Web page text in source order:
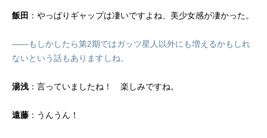
飯田 ：やっぱりギャップは凄いですよね、美少女感が凄かった。
――もしかしたら第2期ではガッツ星人以外にも増えるかもしれ
ないという話もありますしね。
湯浅 ：言っていましたね！ 楽しみですね。
遠藤 ：うんうん！